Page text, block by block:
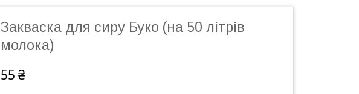
Закваска для сиру Буко (на 50 літрів
молока)
55 ₴